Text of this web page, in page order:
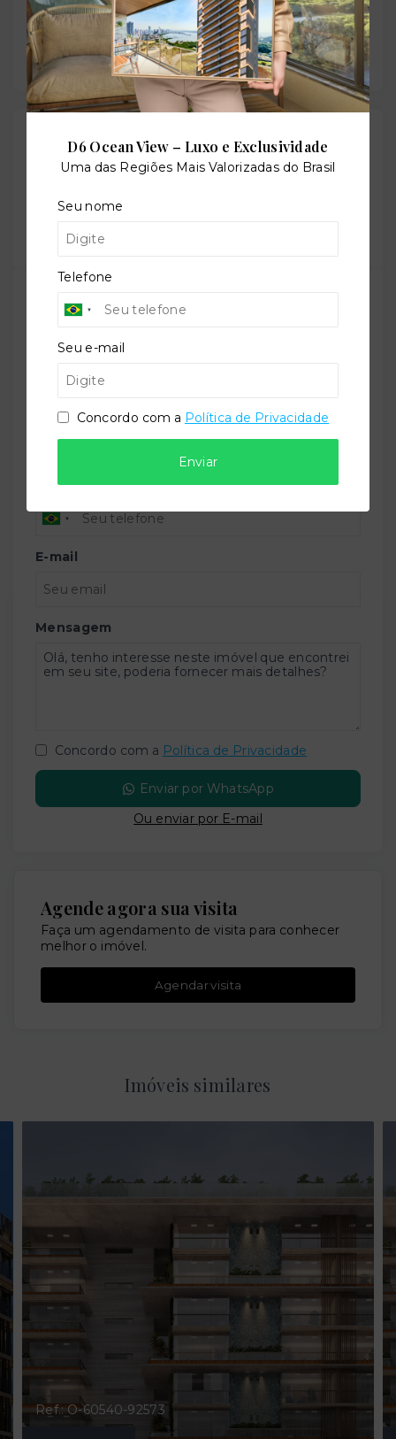
Leaflet
Gostou do imóvel?
Salve ele nos seus favoritos ou então compartilhe
Compartilhar
TORQUATO - Corretor de Imóveis
CRECI -42643f
(47) 9 9147-9687
contato@imobiliariatorquato.com.br
Nome
Telefone
E-mail
Mensagem
Concordo com a Política de Privacidade
Enviar por WhatsApp
Ou enviar por E-mail
Agende agora sua visita
Faça um agendamento de visita para conhecer
melhor o imóvel.
Agendar visita
Imóveis similares
Ref.: O-60540-92573
D6 Ocean View – Luxo e Exclusividade
Uma das Regiões Mais Valorizadas do Brasil
Seu nome
Telefone
Seu e-mail
Concordo com a Política de Privacidade
Enviar